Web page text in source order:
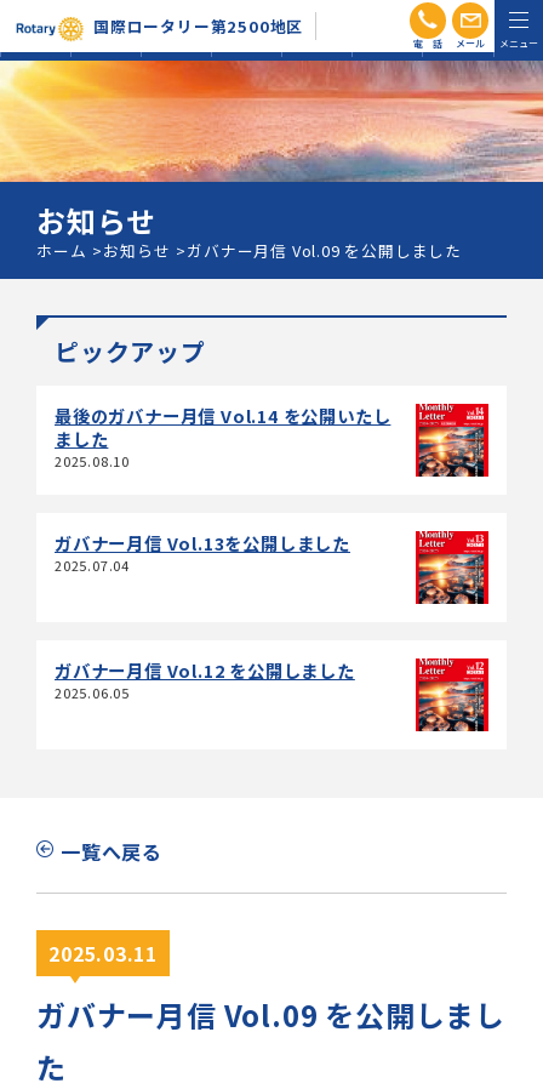
国際ロータリー第2500地区 電話 メール
ホーム
RI会長信
条
地区活動
方針
組織図・
分区
ガバナー
月信
お知らせ会員専用
お知らせ
ホーム お知らせ ガバナー月信 Vol.09 を公開しました
ピックアップ
最後のガバナー月信 Vol.14 を公開いたし
ました
2025.08.10
ガバナー月信 Vol.13を公開しました
2025.07.04
ガバナー月信 Vol.12 を公開しました
2025.06.05
一覧へ戻る
2025.03.11
ガバナー月信 Vol.09 を公開しまし
た